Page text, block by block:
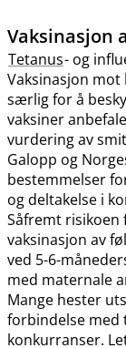
Vaksinasjon
Tetanus- og
Vaksinasjon
særlig for å
vaksiner
vurdering av
Galopp og
bestemmelser
og deltakelse i
Såfremt
vaksinasjon av
ved 5-6-
med maternale
Mange hester
forbindelse med
konkurranser.